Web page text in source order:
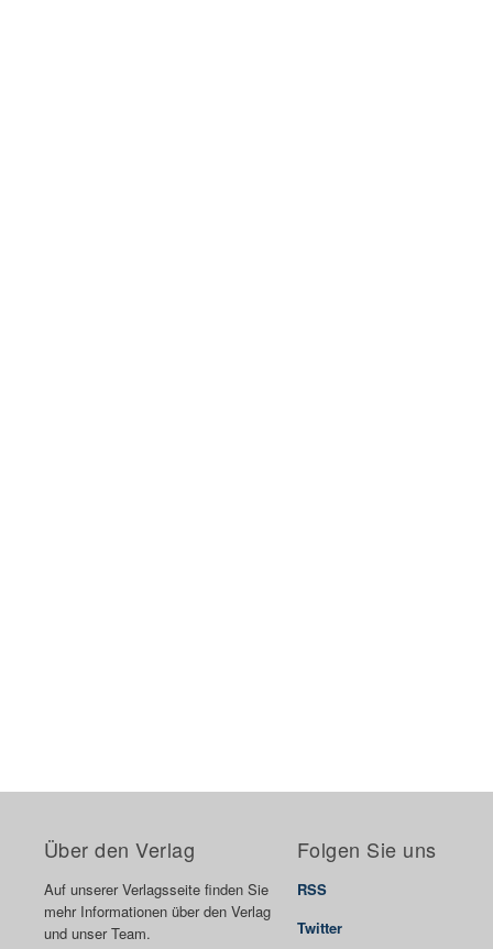
Über den Verlag
Auf unserer Verlagsseite finden Sie
mehr Informationen über den Verlag
und unser Team.
Folgen Sie uns
RSS
Twitter